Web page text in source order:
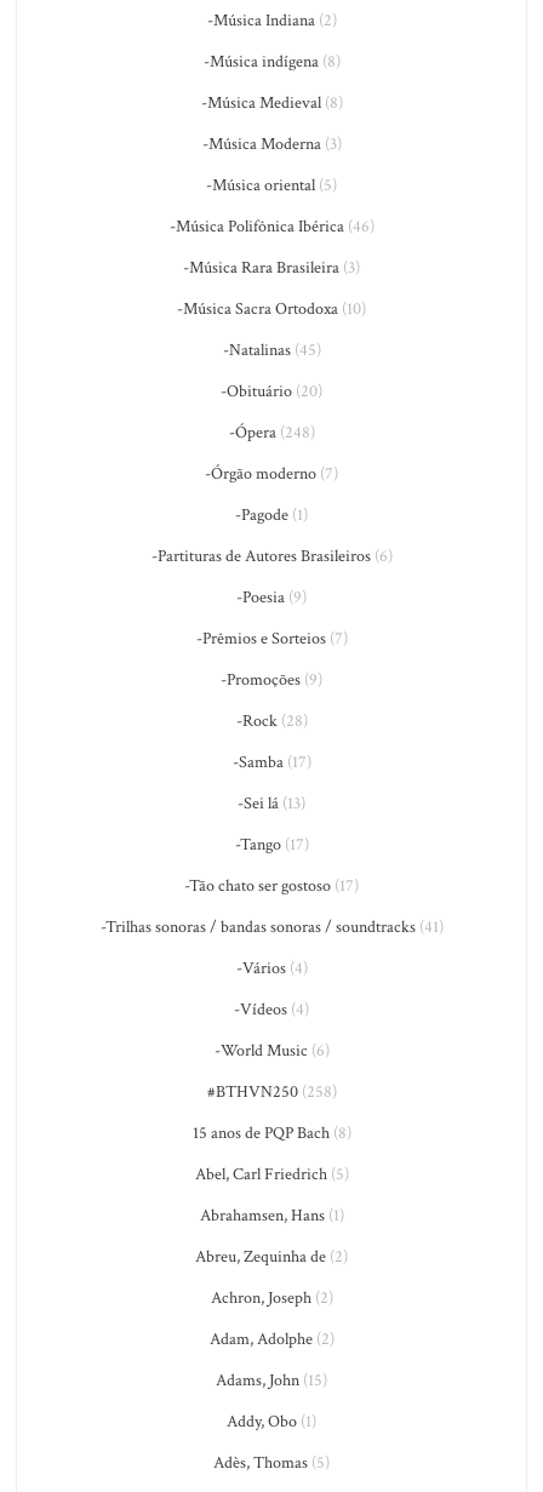
-Música Indiana(2)
-Música indígena(8)
-Música Medieval(8)
-Música Moderna(3)
-Música oriental (5)
-Música Polifônica Ibérica(46)
-Música Rara Brasileira (3)
-Música Sacra Ortodoxa (10)
-Natalinas(45)
-Obituário (20)
-Ópera(248)
-Órgão moderno (7)
-Pagode (1)
-Partituras de Autores Brasileiros(6)
-Poesia (9)
-Prêmios e Sorteios(7)
-Promoções (9)
-Rock(28)
-Samba(17)
-Sei lá (13)
-Tango(17)
-Tão chato ser gostoso (17)
-Trilhas sonoras / bandas sonoras / soundtracks(41)
-Vários(4)
-Vídeos (4)
-World Music (6)
#BTHVN250(258)
15 anos de PQP Bach(8)
Abel, Carl Friedrich(5)
Abrahamsen, Hans(1)
Abreu, Zequinha de (2)
Achron, Joseph(2)
Adam, Adolphe(2)
Adams, John (15)
Addy, Obo (1)
Adès, Thomas (5)